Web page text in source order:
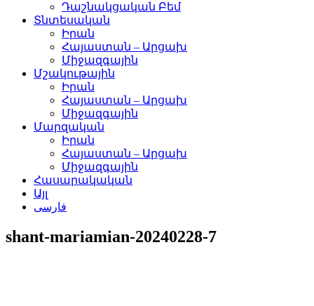
Դաշնակցական Բեմ
Տնտեսական
Իրան
Հայաստան – Արցախ
Միջազգային
Մշակութային
Իրան
Հայաստան – Արցախ
Միջազգային
Մարզական
Իրան
Հայաստան – Արցախ
Միջազգային
Հասարակական
Այլ
فارسی
shant-mariamian-20240228-7